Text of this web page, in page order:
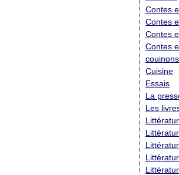
Contes
Contes
Contes
Contes
couinons
Cuisine
Essais
La
Les